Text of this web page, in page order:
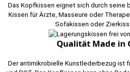
Das Kopfkissen eignet sich durch seine
Kissen für Ärzte, Masseure oder
Sofakissen oder
Qualität Made in
Der antimikrobielle Kunstlederbezug ist